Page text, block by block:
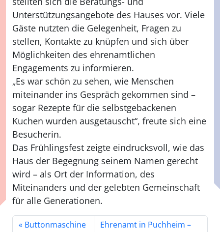
Unterstützungsangebote des Hauses vor. Viele
Gäste nutzten die Gelegenheit, Fragen zu
stellen, Kontakte zu knüpfen und sich über
Möglichkeiten des ehrenamtlichen
Engagements zu informieren.
„Es war schön zu sehen, wie Menschen
miteinander ins Gespräch gekommen sind –
sogar Rezepte für die selbstgebackenen
Kuchen wurden ausgetauscht“, freute sich eine
Besucherin.
Das Frühlingsfest zeigte eindrucksvoll, wie das
Haus der Begegnung seinem Namen gerecht
wird – als Ort der Information, des
Miteinanders und der gelebten Gemeinschaft
für alle Generationen.
Buttonmaschine
Ehrenamt in Puchheim –